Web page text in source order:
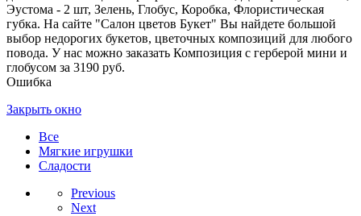
Эустома - 2 шт, Зелень, Глобус, Коробка, Флористическая
губка. На сайте "Салон цветов Букет" Вы найдете большой
выбор недорогих букетов, цветочных композиций для любого
повода. У нас можно заказать Композиция с герберой мини и
глобусом за 3190 руб.
Ошибка
Закрыть окно
Все
Мягкие игрушки
Сладости
Previous
Next